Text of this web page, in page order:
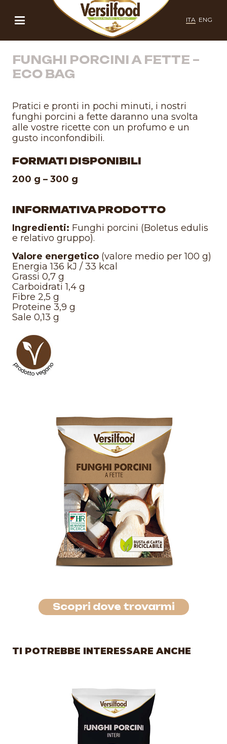
ITA ENG
FUNGHI PORCINI A FETTE –
ECO BAG
Pratici e pronti in pochi minuti, i nostri
funghi porcini a fette daranno una svolta
alle vostre ricette con un profumo e un
gusto inconfondibili.
FORMATI DISPONIBILI
200 g – 300 g
INFORMATIVA PRODOTTO
Ingredienti: Funghi porcini (Boletus edulis
e relativo gruppo).
Valore energetico (valore medio per 100 g)
Energia 136 kJ / 33 kcal
Grassi 0,7 g
Carboidrati 1,4 g
Fibre 2,5 g
Proteine 3,9 g
Sale 0,13 g
Scopri dove trovarmi
TI POTREBBE INTERESSARE ANCHE